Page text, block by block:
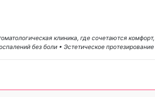
клиника, где сочетаются комфорт,
без боли • Эстетическое протезирование